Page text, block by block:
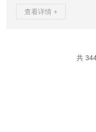
化。停机后，系统内平衡
多【故障分析】维修后的
查看详情 +
共